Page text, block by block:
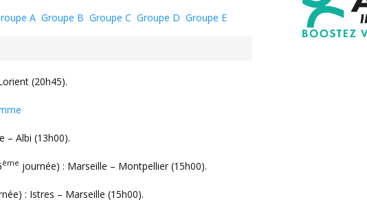
A Groupe B Groupe C Groupe D Groupe E
(20h45).
– Albi (13h00).
ème journée) : Marseille – Montpellier (15h00).
: Istres – Marseille (15h00).